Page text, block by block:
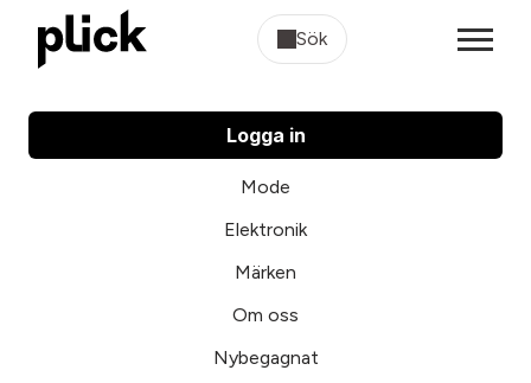
Sök
Logga in
Mode
Elektronik
Märken
Om oss
Nybegagnat